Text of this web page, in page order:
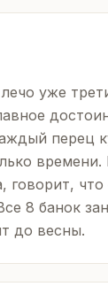
уже
перец
говорит,
8 банок
до весны.